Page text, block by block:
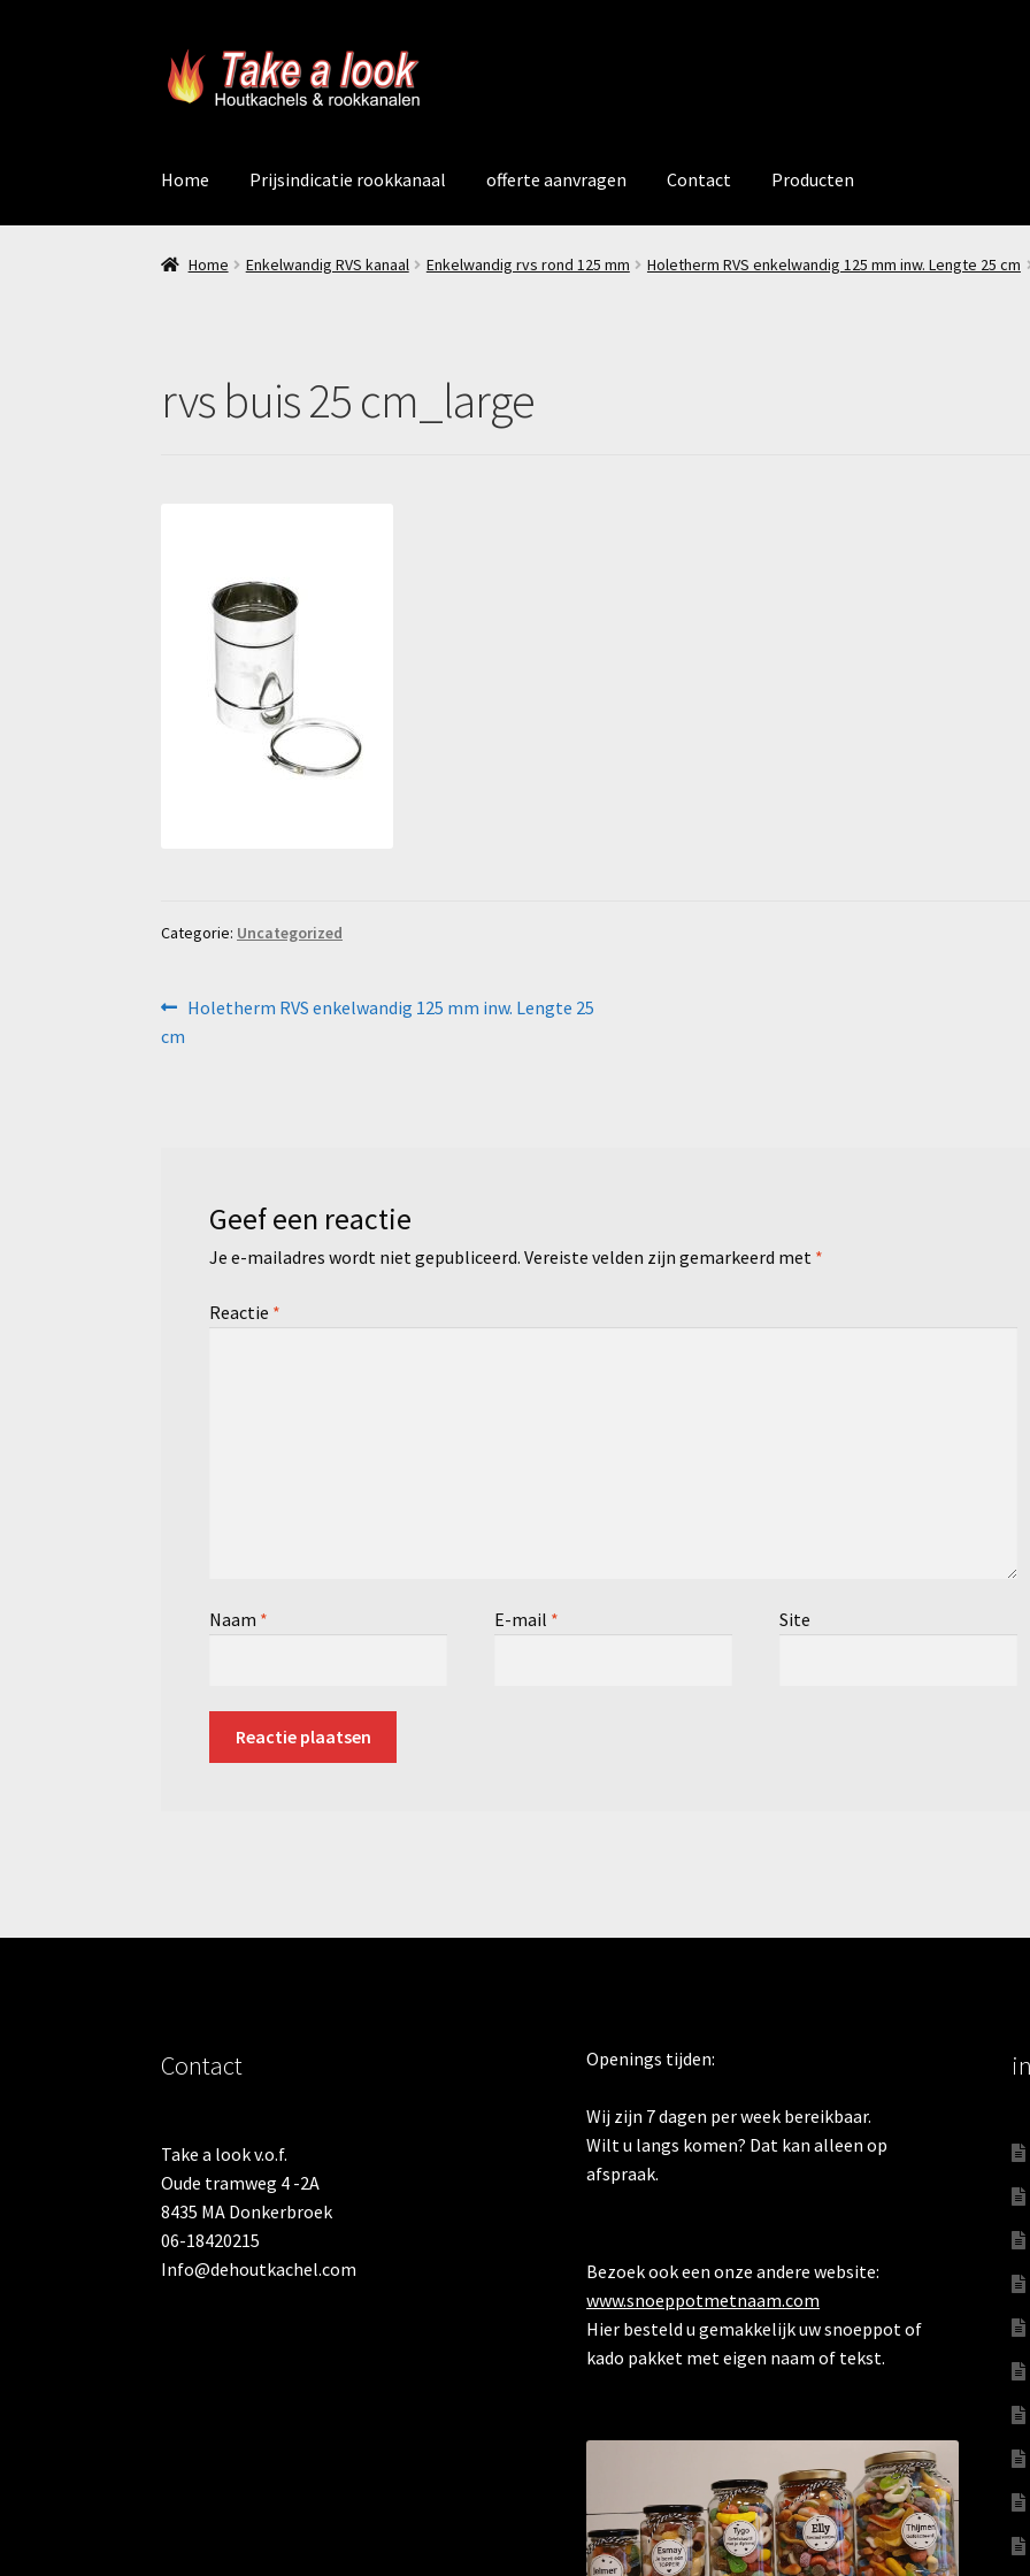
Ga
door
Ga
naar
Home Prijsindicatie rookkanaal offerte aanvragen Contact Producten
Home Enkelwandig RVS kanaal Enkelwandig rvs rond 125 mm Holetherm RVS enkelwandig 125 mm inw. Lengte 25 cm
rvs buis 25 cm_large
Categorie: Uncategorized
Bericht
navigatie
Vorig
Holetherm RVS enkelwandig 125 mm inw. Lengte 25
cm
Geef een reactie
Je e-mailadres wordt niet gepubliceerd. Vereiste velden zijn gemarkeerd met *
Reactie *
Naam * E-mail * Site
Contact
Take a look v.o.f.
Oude tramweg 4 -2A
8435 MA Donkerbroek
06-18420215
Info@dehoutkachel.com
Openings tijden:
Wij zijn 7 dagen per week bereikbaar.
Wilt u langs komen? Dat kan alleen op
afspraak.
Bezoek ook een onze andere website:
www.snoeppotmetnaam.com
Hier besteld u gemakkelijk uw snoeppot of
kado pakket met eigen naam of tekst.